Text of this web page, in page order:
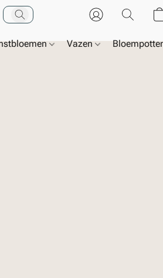
Vazen